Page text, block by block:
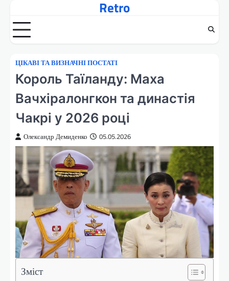
вмісту
Retro
ЦІКАВІ ТА ВИЗНАЧНІ ПОСТАТІ
Король Таїланду: Маха
Вачхіралонгкон та династія
Чакрі у 2026 році
Олександр Демиденко 05.05.2026
Зміст